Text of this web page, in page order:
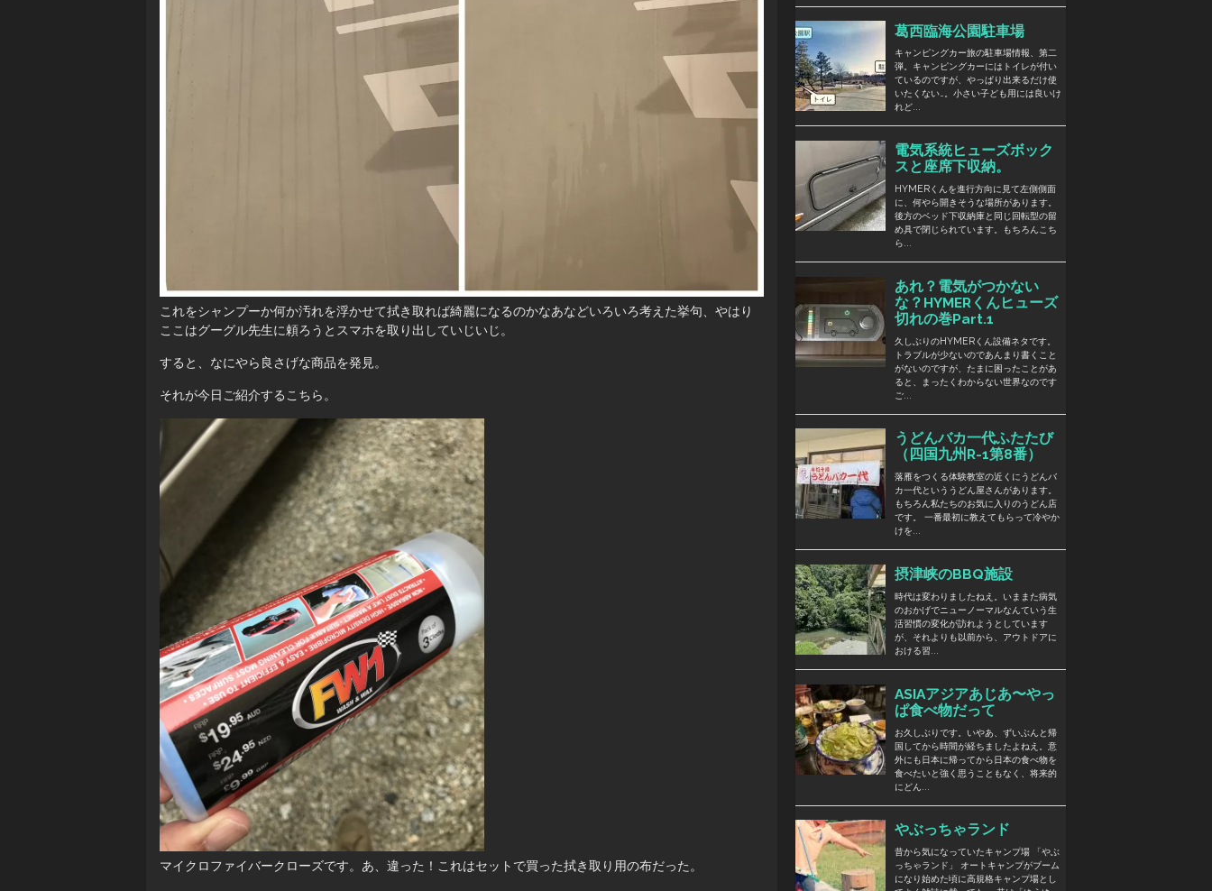
これをシャンプーか何か汚れを浮かせて拭き取れば綺麗になるのかなあなどいろいろ考えた挙句、やはり
ここはグーグル先生に頼ろうとスマホを取り出していじいじ。
すると、なにやら良さげな商品を発見。
それが今日ご紹介するこちら。
マイクロファイバークローズです。あ、違った！これはセットで買った拭き取り用の布だった。